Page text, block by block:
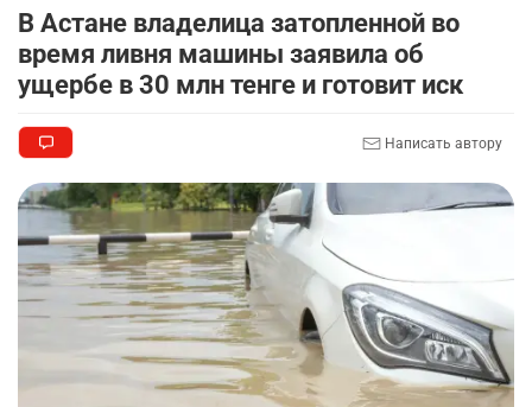
8 🤝 Токаев принял главу холдинга "Байтерек"
9
10
🐏 Скота больше, а мясо дороже. Почему в
Казахстане продолжают расти цены на
баранину и конину
2539 5 17
В Астане владелица затопленной во
время ливня машины заявила об
ущербе в 30 млн тенге и готовит иск
Написать автору